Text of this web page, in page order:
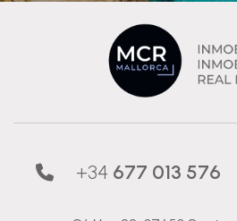
+34 677 013 576